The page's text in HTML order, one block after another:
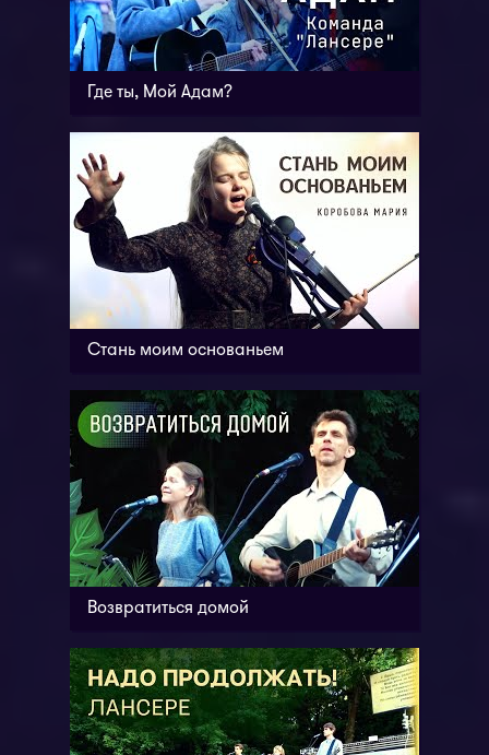
Где ты, Мой Адам?
Стань моим основаньем
Возвратиться домой